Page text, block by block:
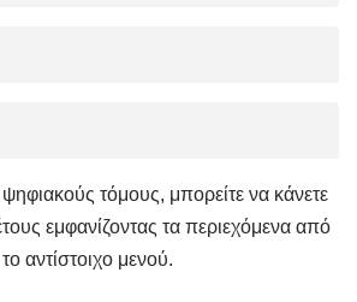
τόμους, μπορείτε να κάνετε
εμφανίζοντας τα περιεχόμενα από
το αντίστοιχο μενού.